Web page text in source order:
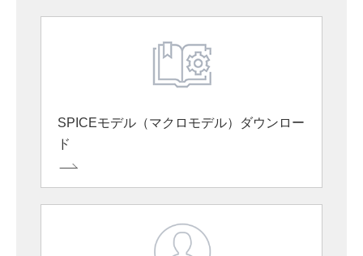
SPICEモデル（マクロモデル）ダウンロー
ド